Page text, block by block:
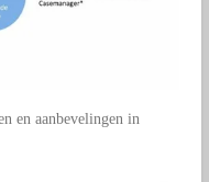
en aanbevelingen in